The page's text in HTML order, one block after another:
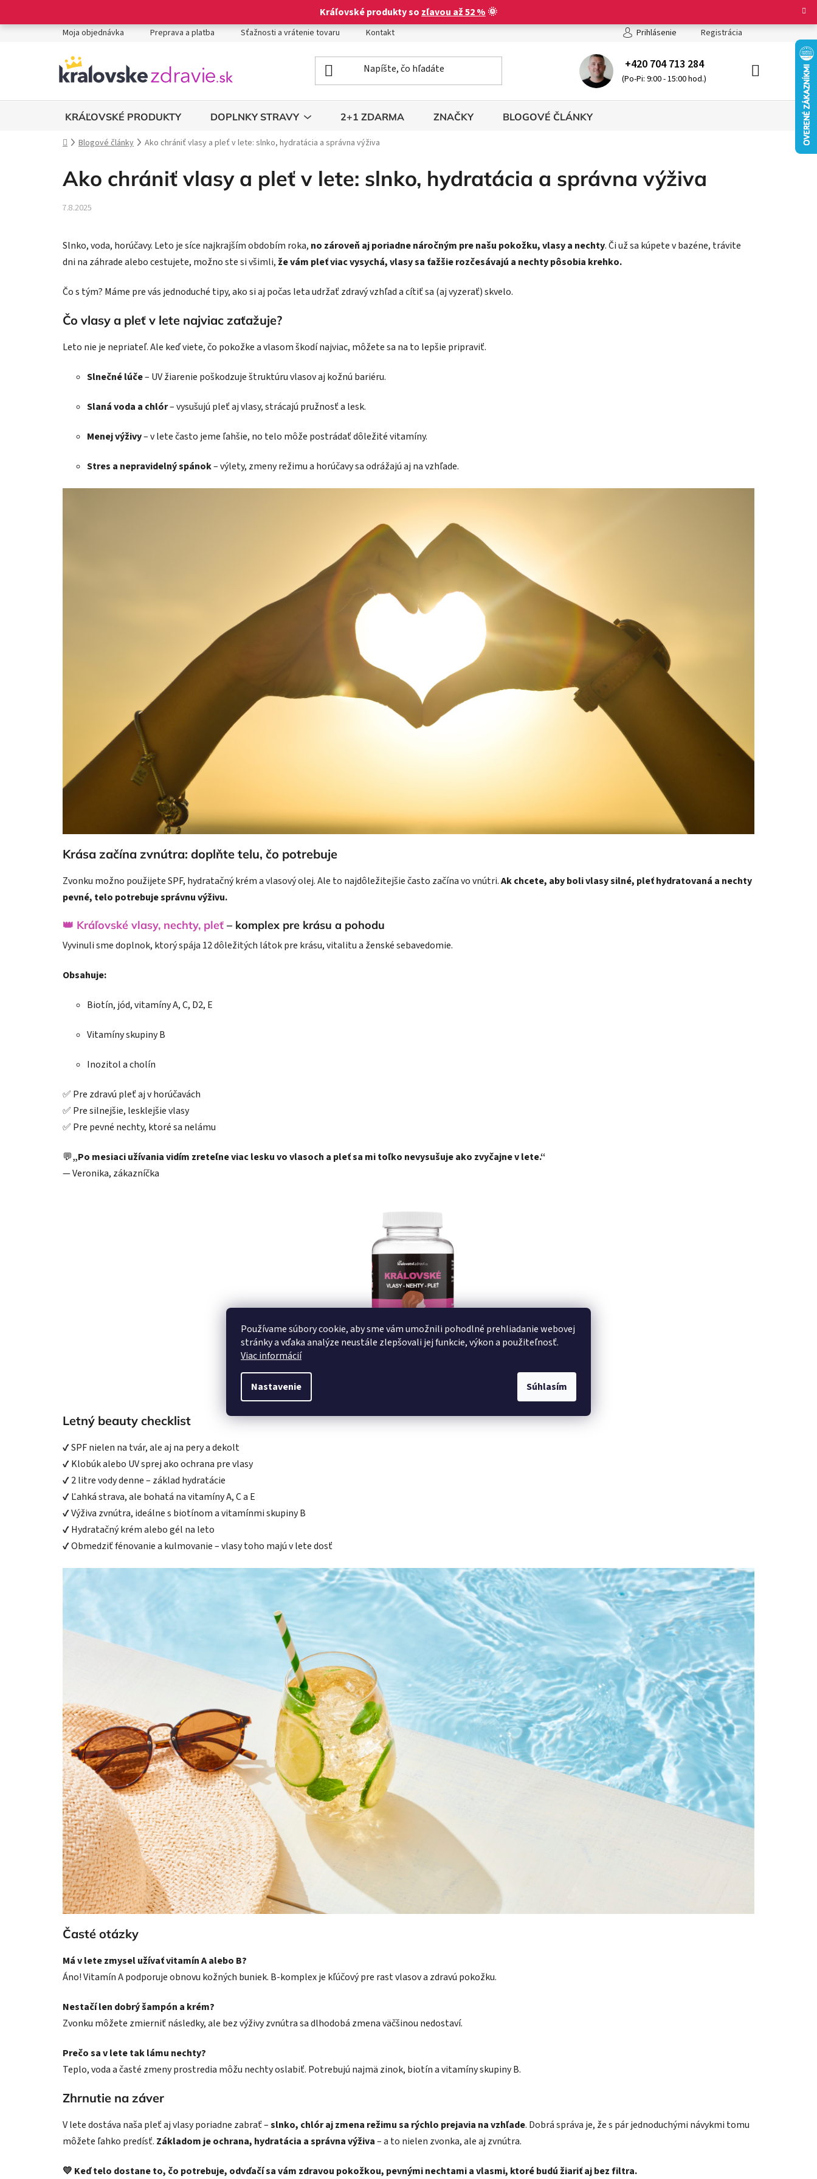
Používame súbory cookie, aby sme vám umožnili pohodlné prehliadanie webovej
stránky a vďaka analýze neustále zlepšovali jej funkcie, výkon a použiteľnosť.
Viac informácií
Nastavenie Súhlasím
Kráľovské produkty so zľavou až 52 % 🌞
Moja objednávka Preprava a platba Sťažnosti a vrátenie tovaru Kontakt Podmienky ochrany osobných údajov
Prihlásenie Registrácia
+420 704 713 284
(Po-Pi: 9:00 - 15:00 hod.)
KRÁĽOVSKÉ PRODUKTY DOPLNKY STRAVY 2+1 ZDARMA ZNAČKY BLOGOVÉ ČLÁNKY
Domov
Blogové články Ako chrániť vlasy a pleť v lete: slnko, hydratácia a správna výživa
Ako chrániť vlasy a pleť v lete: slnko, hydratácia a správna výživa
7.8.2025
Slnko, voda, horúčavy. Leto je síce najkrajším obdobím roka, no zároveň aj poriadne náročným pre našu pokožku, vlasy a nechty. Či už sa kúpete v bazéne, trávite
dni na záhrade alebo cestujete, možno ste si všimli, že vám pleť viac vysychá, vlasy sa ťažšie rozčesávajú a nechty pôsobia krehko.
Čo s tým? Máme pre vás jednoduché tipy, ako si aj počas leta udržať zdravý vzhľad a cítiť sa (aj vyzerať) skvelo.
Čo vlasy a pleť v lete najviac zaťažuje?
Leto nie je nepriateľ. Ale keď viete, čo pokožke a vlasom škodí najviac, môžete sa na to lepšie pripraviť.
Slnečné lúče– UV žiarenie poškodzuje štruktúru vlasov aj kožnú bariéru.
Slaná voda a chlór– vysušujú pleť aj vlasy, strácajú pružnosť a lesk.
Menej výživy– v lete často jeme ľahšie, no telo môže postrádať dôležité vitamíny.
Stres a nepravidelný spánok– výlety, zmeny režimu a horúčavy sa odrážajú aj na vzhľade.
Krása začína zvnútra: doplňte telu, čo potrebuje
Zvonku možno použijete SPF, hydratačný krém a vlasový olej. Ale to najdôležitejšie často začína vo vnútri.Ak chcete, aby boli vlasy silné, pleť hydratovaná a nechty
pevné, telo potrebuje správnu výživu.
👑 Kráľovské vlasy, nechty, pleť – komplex pre krásu a pohodu
Vyvinuli sme doplnok, ktorý spája 12 dôležitých látok pre krásu, vitalitu a ženské sebavedomie.
Obsahuje:
Biotín, jód, vitamíny A, C, D2, E
Vitamíny skupiny B
Inozitol a cholín
✅ Pre zdravú pleť aj v horúčavách
✅ Pre silnejšie, lesklejšie vlasy
✅ Pre pevné nechty, ktoré sa nelámu
💬„Po mesiaci užívania vidím zreteľne viac lesku vo vlasoch a pleť sa mi toľko nevysušuje ako zvyčajne v lete.“
— Veronika, zákazníčka
Letný beauty checklist
✔ SPF nielen na tvár, ale aj na pery a dekolt
✔ Klobúk alebo UV sprej ako ochrana pre vlasy
✔ 2 litre vody denne – základ hydratácie
✔ Ľahká strava, ale bohatá na vitamíny A, C a E
✔ Výživa zvnútra, ideálne s biotínom a vitamínmi skupiny B
✔ Hydratačný krém alebo gél na leto
✔ Obmedziť fénovanie a kulmovanie – vlasy toho majú v lete dosť
Časté otázky
Má v lete zmysel užívať vitamín A alebo B?
Áno! Vitamín A podporuje obnovu kožných buniek. B-komplex je kľúčový pre rast vlasov a zdravú pokožku.
Nestačí len dobrý šampón a krém?
Zvonku môžete zmierniť následky, ale bez výživy zvnútra sa dlhodobá zmena väčšinou nedostaví.
Prečo sa v lete tak lámu nechty?
Teplo, voda a časté zmeny prostredia môžu nechty oslabiť. Potrebujú najmä zinok, biotín a vitamíny skupiny B.
Zhrnutie na záver
V lete dostáva naša pleť aj vlasy poriadne zabrať –slnko, chlór aj zmena režimu sa rýchlo prejavia na vzhľade. Dobrá správa je, že s pár jednoduchými návykmi tomu
môžete ľahko predísť. Základom je ochrana, hydratácia a správna výživa– a to nielen zvonka, ale aj zvnútra.
💛 Keď telo dostane to, čo potrebuje, odvďačí sa vám zdravou pokožkou, pevnými nechtami a vlasmi, ktoré budú žiariť aj bez filtra.